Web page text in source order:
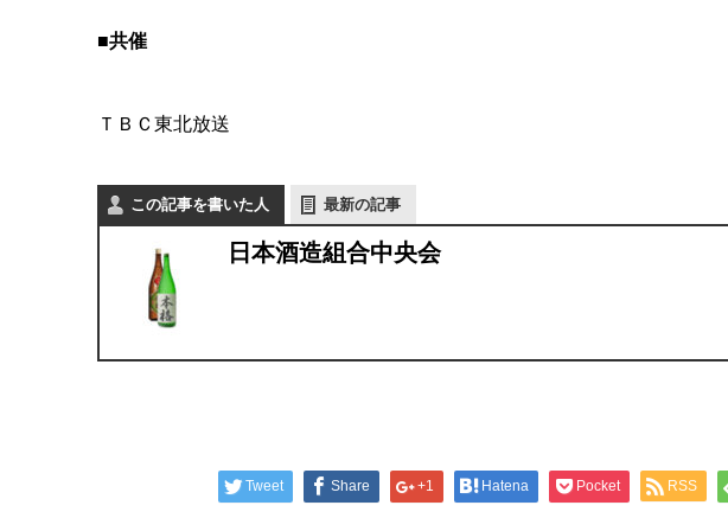
■共催
ＴＢＣ東北放送
この記事を書いた人 最新の記事
日本酒造組合中央会
Tweet Share +1 Hatena Pocket RSS